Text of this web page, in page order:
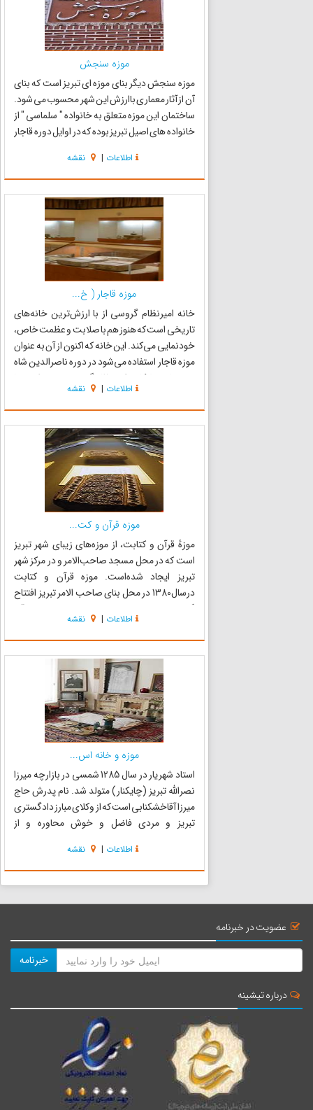
موزه سنجش
موزه سنجش دی‍گ‍ر ب‍ن‍‍ا‌ی م‍وزه ا‌ی ت‍ب‍ری‍ز اس‍ت ک‍ه ب‍ن‍‍ا‌ی
آن از آث‍‍ار م‍‍ع‍م‍‍ار‌ی ب‍‍ا‌ارزش ای‍ن ش‍‍ه‍ر م‍ح‍س‍وب م‍‍ی ش‍ود.
س‍‍اخ‍ت‍م‍‍ان ای‍ن م‍وزه م‍ت‍‍ع‍ل‍ق ب‍ه خ‍‍ان‍و‌اده " س‍ل‍م‍‍اس‍‍ی " از
خ‍‍ان‍و‌اده ه‍‍ا‌ی اص‍ی‍ل ت‍ب‍ری‍ز ب‍وده ک‍ه در او‌ای‍ل دوره قاجار
اطلاعات | نقشه
موزه قاجار ( خ...
خانه امیرنظام گروسی از با ارزش‌ترین خانه‌های
تاریخی است که هنوز هم با صلابت و عظمت خاص،
خودنمایی می‌کند. این خانه که اکنون از آن به عنوان
موزه قاجار استفاده می‌شود در دوره ناصرالدین شاه
و در زمان پیشکاری امیرنظام گروسی و توسط وی بنا
گردیده است. منابع حاکی از آن است که در دوره‌های
بعد ن...
اطلاعات | نقشه
موزه قرآن و کت...
موزهٔ قرآن و کتابت، از موزه‌های زیبای شهر تبریز
است که در محل مسجد صاحب‌الامر و در مرکز شهر
تبریز ایجاد شده‌است. موزه قرآن و کتابت
درسال1380 در محل بنای صاحب الامر تبریز افتتاح
گردید. در این موزه مجموعه نفیسی از نسخ قرآن
مجید مربوط به دوره‌های مختلف تاریخ و قطعات
زیبایی از آثار خوشنوی...
اطلاعات | نقشه
موزه و خانه اس...
استاد شهریار در سال 1285 شمسی در بازارچه میرزا
نصرالله تبریز (چایکنار) متولد شد. نام پدرش حاج
میرزا آقاخشکنابی است که از وکلای مبارز دادگستری
تبریز و مردی فاضل و خوش محاوره و از
است. در سال 1328 هجری قمری که تبریز آبستن
حوادث مشروطیت بود...
اطلاعات | نقشه
عضویت در خبرنامه
خبرنامه
درباره تیشینه